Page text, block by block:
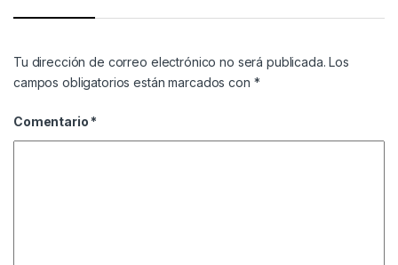
Tu dirección de correo electrónico no será publicada. Los
campos obligatorios están marcados con *
Comentario *